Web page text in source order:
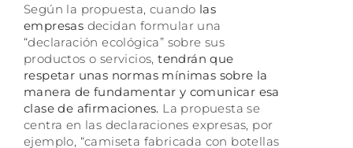
Según la propuesta, cuando las
empresas decidan formular una
“declaración ecológica” sobre sus
productos o servicios, tendrán que
respetar unas normas mínimas sobre la
manera de fundamentar y comunicar esa
clase de afirmaciones. La propuesta se
centra en las declaraciones expresas, por
ejemplo, “camiseta fabricada con botellas